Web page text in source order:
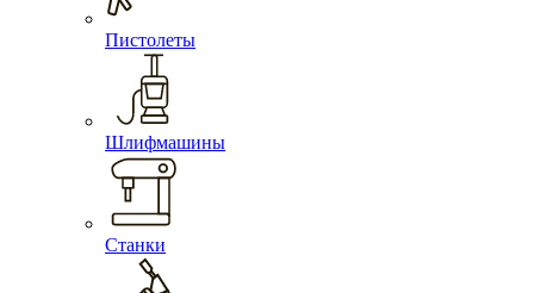
Пистолеты
Шлифмашины
Станки